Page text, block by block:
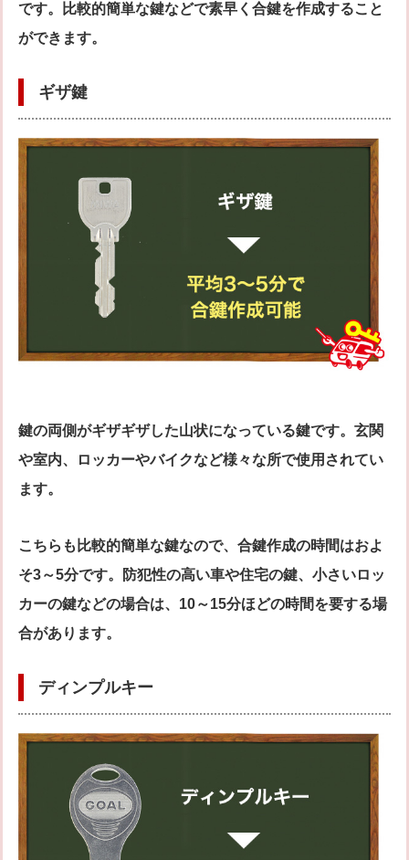
です。比較的簡単な鍵などで素早く合鍵を作成すること
ができます。
ギザ鍵
鍵の両側がギザギザした山状になっている鍵です。玄関
や室内、ロッカーやバイクなど様々な所で使用されてい
ます。
こちらも比較的簡単な鍵なので、合鍵作成の時間はおよ
そ3～5分です。防犯性の高い車や住宅の鍵、小さいロッ
カーの鍵などの場合は、10～15分ほどの時間を要する場
合があります。
ディンプルキー